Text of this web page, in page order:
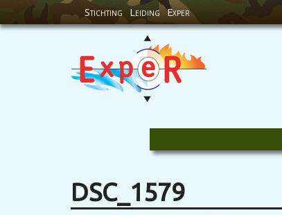
Stichting Leiding Exper
DSC_1579